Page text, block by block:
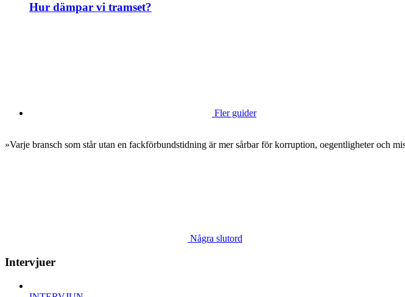
Hur dämpar vi tramset?
Fler guider
»Varje bransch som står utan en fackförbundstidning är mer sårbar för korruption, oegentligheter och
Några slutord
Intervjuer